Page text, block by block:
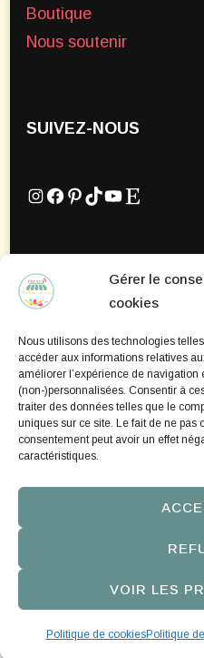
Gérer le
cookies
Nous utilisons des technologies
accéder aux informations relatives
améliorer l’expérience de navigation
(non-)personnalisées. Consentir à
traiter des données telles que le
uniques sur ce site. Le fait de ne pas
consentement peut avoir un effet
caractéristiques.
VOIR LES
Politique de cookiesPolitique
Boutique
Nous soutenir
SUIVEZ-NOUS
Instagram
Facebook
Pinterest
TikTok
YouTube
Mentions Légales
Politique de cookies
WordPress.